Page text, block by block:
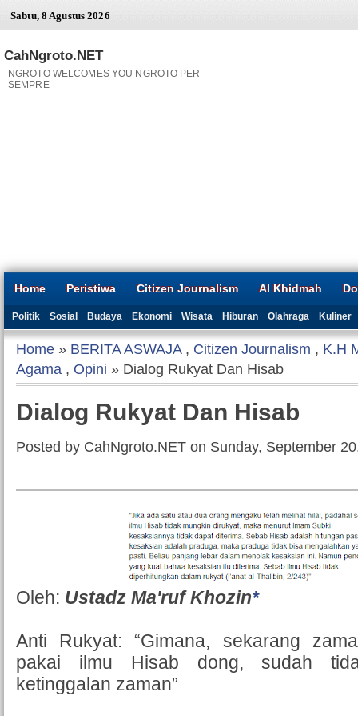
Sabtu, 8 Agustus 2026
CahNgroto.NET
NGROTO WELCOMES YOU NGROTO PER
SEMPRE
Home Peristiwa Citizen Journalism Al Khidmah
Politik Sosial Budaya Ekonomi Wisata Hiburan Olahraga Kuliner
Home » BERITA ASWAJA, Citizen Journalism , K.H
Agama , Opini » Dialog Rukyat Dan Hisab
Dialog Rukyat Dan Hisab
Posted by CahNgroto.NET on Sunday, September
Oleh: Ustadz Ma'ruf Khozin*
Anti Rukyat: “Gimana, sekarang
pakai ilmu Hisab dong, sudah
ketinggalan zaman”